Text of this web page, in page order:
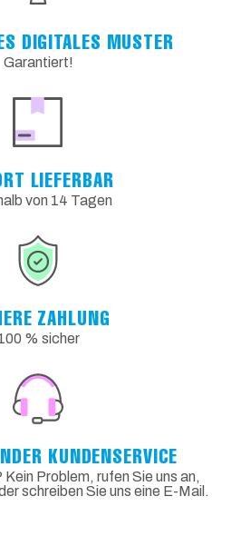
DIGITALES MUSTER
Garantiert!
LIEFERBAR
von 14 Tagen
ZAHLUNG
% sicher
KUNDENSERVICE
Problem, rufen Sie uns an,
schreiben Sie uns eine E-Mail.